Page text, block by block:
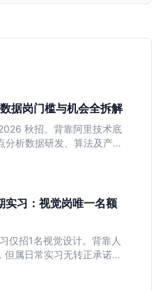
据岗门槛与机会全拆解
秋招。背靠阿里技术底
析数据研发、算法及产品
路线的成长曲线与抗压挑
习：视觉岗唯一名额
仅招1名视觉设计。背靠人
属日常实习无转正承诺。
受严谨流程的设计生，想